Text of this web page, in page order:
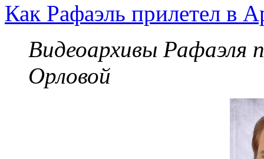
Как Рафаэль прилетел в
Видеоархивы Рафаэля
Орловой